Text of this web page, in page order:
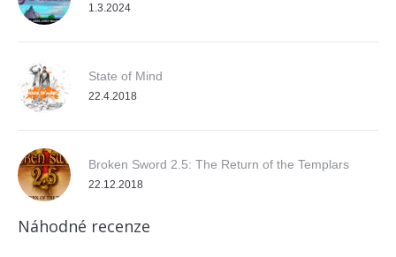
1.3.2024
State of Mind
22.4.2018
Broken Sword 2.5: The Return of the Templars
22.12.2018
Náhodné recenze